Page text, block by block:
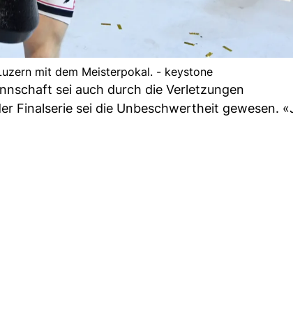
mit dem Meisterpokal. - keystone
sei auch durch die Verletzungen
Finalserie sei die Unbeschwertheit gewesen.